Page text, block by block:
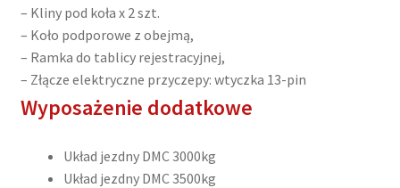
– Kliny pod koła x 2 szt.
– Koło podporowe z obejmą,
– Ramka do tablicy rejestracyjnej,
– Złącze elektryczne przyczepy: wtyczka 13-pin
Wyposażenie dodatkowe
Układ jezdny DMC 3000kg
Układ jezdny DMC 3500kg